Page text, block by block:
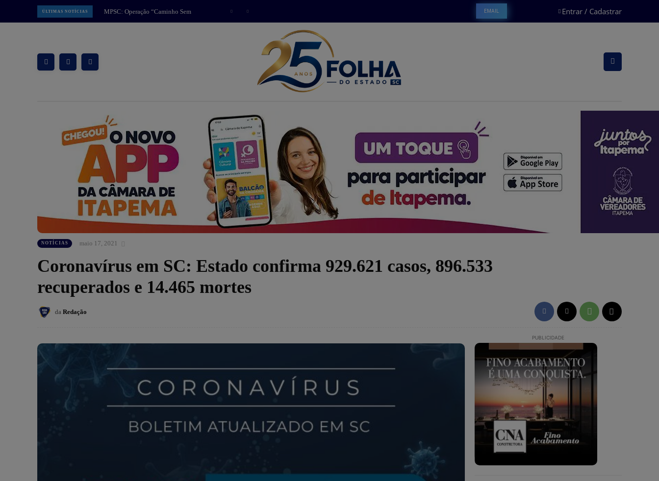
ÚLTIMAS NOTÍCIAS
MPSC: Operação “Caminho Sem
Volta” intensifica combate a facção
EMAIL Entrar / Cadastrar
NOTÍCIAS maio 17, 2021
Coronavírus em SC: Estado confirma 929.621 casos, 896.533
recuperados e 14.465 mortes
da Redação
PUBLICIDADE